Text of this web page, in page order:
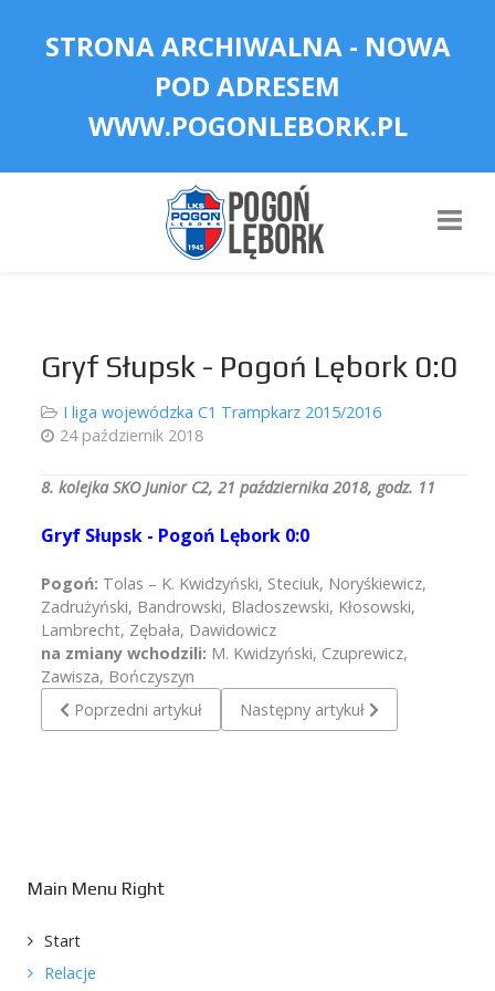
STRONA ARCHIWALNA - NOWA
POD ADRESEM
WWW.POGONLEBORK.PL
Gryf Słupsk - Pogoń Lębork 0:0
I liga wojewódzka C1 Trampkarz 2015/2016
24 październik 2018
8. kolejka SKO Junior C2, 21 października 2018, godz. 11
Gryf Słupsk - Pogoń Lębork 0:0
Pogoń: Tolas – K. Kwidzyński, Steciuk, Noryśkiewicz,
Zadrużyński, Bandrowski, Bladoszewski, Kłosowski,
Lambrecht, Zębała, Dawidowicz
na zmiany wchodzili: M. Kwidzyński, Czuprewicz,
Zawisza, Bończyszyn
Poprzedni artykuł: Pogoń Lębork - UKS Bruskowo 2:6
Poprzedni artykuł Następny artykuł: Pogoń Lębork -
Następny artykuł
Main Menu Right
Start
Relacje